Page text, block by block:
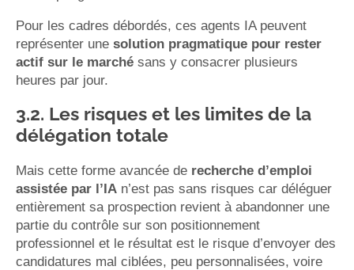
Pour les cadres débordés, ces agents IA peuvent
représenter une solution pragmatique pour rester
actif sur le marché sans y consacrer plusieurs
heures par jour.
3.2. Les risques et les limites de la
délégation totale
Mais cette forme avancée de recherche d’emploi
assistée par l’IA n’est pas sans risques car déléguer
entièrement sa prospection revient à abandonner une
partie du contrôle sur son positionnement
professionnel et le résultat est le risque d’envoyer des
candidatures mal ciblées, peu personnalisées, voire